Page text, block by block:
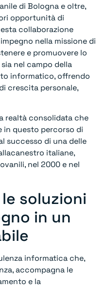
di Bologna e oltre,
opportunità di
collaborazione
nella missione di
e promuovere lo
nel campo della
informatico, offrendo
crescita personale,
realtà consolidata che
in questo percorso di
successo di una delle
italiane,
nel 2000 e nel
soluzioni
in un
informatica che,
accompagna le
e la